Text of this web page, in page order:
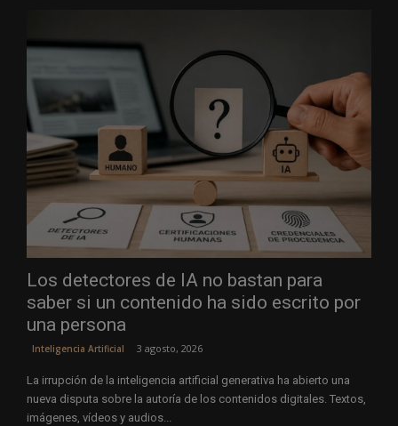
Los detectores de IA no bastan para
saber si un contenido ha sido escrito por
una persona
Inteligencia Artificial 3 agosto, 2026
La irrupción de la inteligencia artificial generativa ha abierto una
nueva disputa sobre la autoría de los contenidos digitales. Textos,
imágenes, vídeos y audios...